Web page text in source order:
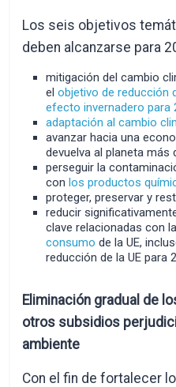
Los seis objetivos
deben alcanzarse para
mitigación del cambio
elobjetivo de reducción
efecto invernadero para
adaptación al cambio
avanzar hacia una
devuelva al planeta más
perseguir la
conlos productos
proteger, preservar y
reducir
clave relacionadas con
consumo de la UE,
reducción de la UE para
Eliminación gradual de
otros subsidios
ambiente
Con el fin de fortalecer